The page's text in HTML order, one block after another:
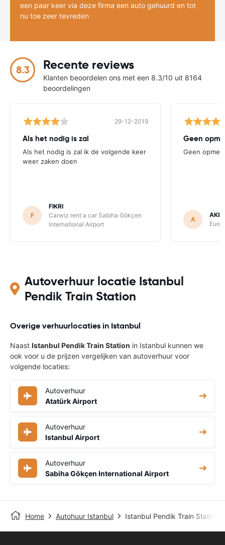
een paar keer via deze firma een auto gehuurd en tot
nu toe zeer tevreden
8.3 Recente reviews
Klanten beoordelen ons met een 8.3/10 uit 8164
beoordelingen
29-12-2019
Als het nodig is zal
Als het nodig is zal ik de volgende keer
weer zaken doen
F
FIKRI
Carwiz rent a car Sabiha Gökçen
International Airport
Geen
Geen
A
AKIN
Autoverhuur locatie Istanbul
Pendik Train Station
Overige verhuurlocaties in Istanbul
Naast Istanbul Pendik Train Station in Istanbul kunnen we
ook voor u de prijzen vergelijken van autoverhuur voor
volgende locaties:
Autoverhuur
Atatürk Airport
Autoverhuur
Istanbul Airport
Autoverhuur
Sabiha Gökçen International Airport
Home Autohuur Istanbul Istanbul Pendik Train Station